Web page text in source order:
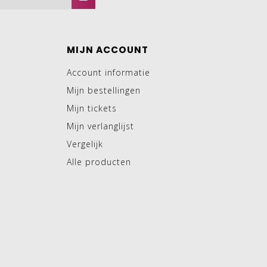
MIJN ACCOUNT
Account informatie
Mijn bestellingen
Mijn tickets
Mijn verlanglijst
Vergelijk
Alle producten